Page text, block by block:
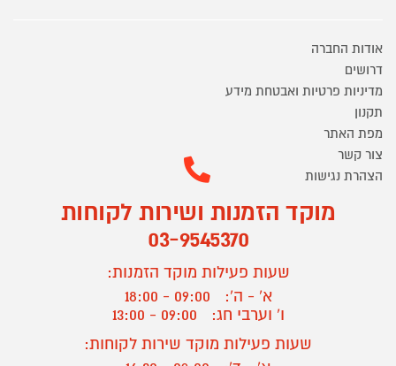
אודות החברה
דרושים
מדיניות פרטיות ואבטחת מידע
תקנון
מפת האתר
צור קשר
הצהרת נגישות
מוקד הזמנות ושירות לקוחות
03-9545370
שעות פעילות מוקד הזמנות:
א' - ה':
09:00 - 18:00
ו' וערבי חג:
09:00 - 13:00
שעות פעילות מוקד שירות לקוחות: